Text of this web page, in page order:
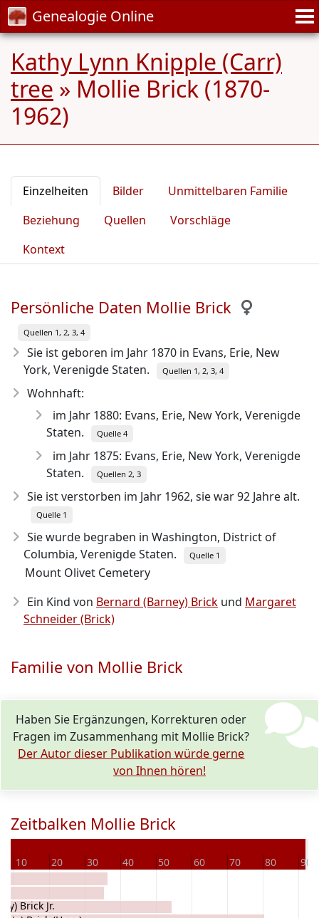
Genealogie Online
Kathy Lynn Knipple (Carr)
tree » Mollie Brick (1870-
1962)
Einzelheiten Bilder
Unmittelbaren Familie
Beziehung
Quellen
Vorschläge
Kontext
Persönliche Daten Mollie Brick
Quellen 1, 2, 3, 4
Sie ist geboren im Jahr 1870 in Evans, Erie, New
York, Verenigde Staten.
Quellen 1, 2, 3, 4
Wohnhaft:
im Jahr 1880: Evans, Erie, New York, Verenigde
Staten.
Quelle 4
im Jahr 1875: Evans, Erie, New York, Verenigde
Staten.
Quellen 2, 3
Sie ist verstorben im Jahr 1962, sie war 92 Jahre alt.
Quelle 1
Sie wurde begraben in Washington, District of
Columbia, Verenigde Staten.
Quelle 1
Mount Olivet Cemetery
Ein Kind von Bernard (Barney) Brick und Margaret
Schneider (Brick)
Familie von Mollie Brick
Haben Sie Ergänzungen, Korrekturen oder
Fragen im Zusammenhang mit Mollie Brick?
Der Autor dieser Publikation würde gerne
von Ihnen hören!
Zeitbalken Mollie Brick
10 20 30 40 50 60 70 80 90
Brick Jr.